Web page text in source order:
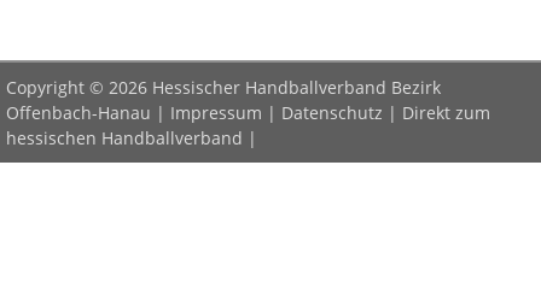
Copyright © 2026 Hessischer Handballverband Bezirk
Offenbach-Hanau | Impressum | Datenschutz | Direkt zum
hessischen Handballverband |